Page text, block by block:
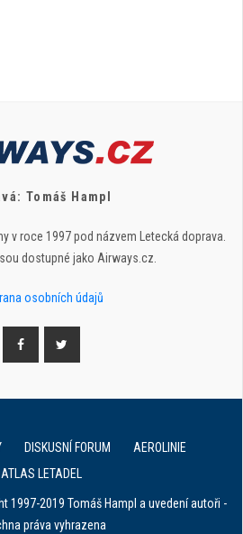
Tomáš Hampl
v roce 1997 pod názvem Letecká doprava.
dostupné jako Airways.cz.
osobních údajů
DISKUSNÍ FORUM
AEROLINIE
ATLAS LETADEL
1997-2019 Tomáš Hampl a uvedení autoři -
práva vyhrazena